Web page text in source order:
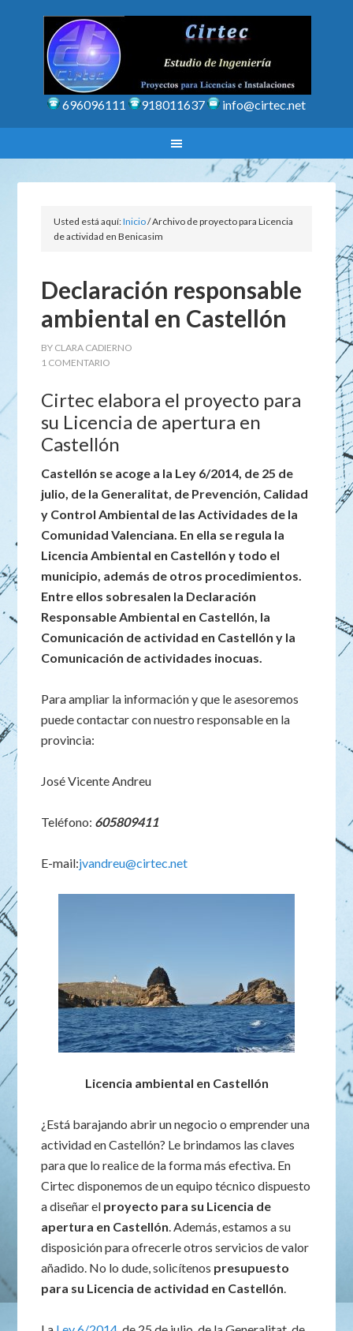
696096111 918011637 info@cirtec.net
Usted está aquí:Inicio/Archivo de proyecto para Licencia
de actividad en Benicasim
Declaración responsable
ambiental en Castellón
BY CLARA CADIERNO
1 COMENTARIO
Cirtec elabora el proyecto para
su Licencia de apertura en
Castellón
Castellón se acoge a la Ley 6/2014, de 25 de
julio, de la Generalitat, de Prevención, Calidad
y Control Ambiental de las Actividades de la
Comunidad Valenciana. En ella se regula la
Licencia Ambiental en Castellón y todo el
municipio, además de otros procedimientos.
Entre ellos sobresalen la Declaración
Responsable Ambiental en Castellón, la
Comunicación de actividad en Castellón y la
Comunicación de actividades inocuas.
Para ampliar la información y que le asesoremos
puede contactar con nuestro responsable en la
provincia:
José Vicente Andreu
Teléfono: 605809411
E-mail:jvandreu@cirtec.net
Licencia ambiental en Castellón
¿Está barajando abrir un negocio o emprender una
actividad en Castellón? Le brindamos las claves
para que lo realice de la forma más efectiva. En
Cirtec disponemos de un equipo técnico dispuesto
a diseñar el proyecto para su Licencia de
apertura en Castellón. Además, estamos a su
disposición para ofrecerle otros servicios de valor
añadido. No lo dude, solicítenos presupuesto
para su Licencia de actividad en Castellón.